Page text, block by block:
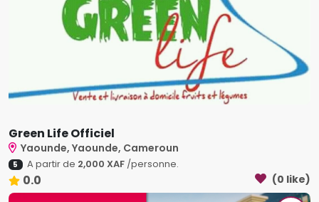
Green Life Officiel
Yaounde, Yaounde, Cameroun
5 A partir de 2,000 XAF/personne.
0.0 (0 like)